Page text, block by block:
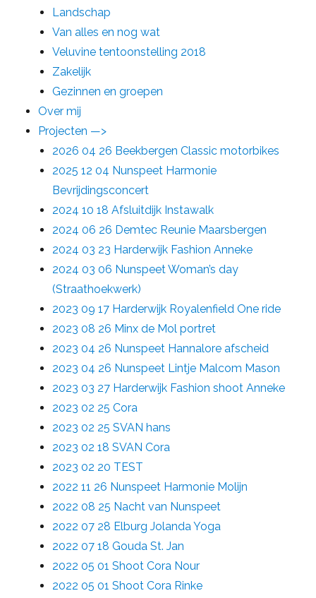
Landschap
Van alles en nog wat
Veluvine tentoonstelling 2018
Zakelijk
Gezinnen en groepen
Over mij
Projecten —>
2026 04 26 Beekbergen Classic motorbikes
2025 12 04 Nunspeet Harmonie
Bevrijdingsconcert
2024 10 18 Afsluitdijk Instawalk
2024 06 26 Demtec Reunie Maarsbergen
2024 03 23 Harderwijk Fashion Anneke
2024 03 06 Nunspeet Woman’s day
(Straathoekwerk)
2023 09 17 Harderwijk Royalenfield One ride
2023 08 26 Minx de Mol portret
2023 04 26 Nunspeet Hannalore afscheid
2023 04 26 Nunspeet Lintje Malcom Mason
2023 03 27 Harderwijk Fashion shoot Anneke
2023 02 25 Cora
2023 02 25 SVAN hans
2023 02 18 SVAN Cora
2023 02 20 TEST
2022 11 26 Nunspeet Harmonie Molijn
2022 08 25 Nacht van Nunspeet
2022 07 28 Elburg Jolanda Yoga
2022 07 18 Gouda St. Jan
2022 05 01 Shoot Cora Nour
2022 05 01 Shoot Cora Rinke